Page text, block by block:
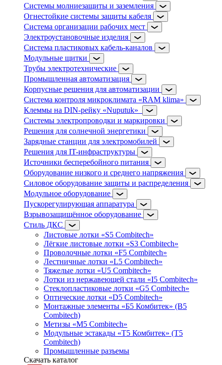
Системы молниезащиты и заземления
Огнестойкие системы защиты кабеля
Система организации рабочих мест
Электроустановочные изделия
Система пластиковых кабель-каналов
Модульные щитки
Трубы электротехнические
Промышленная автоматизация
Корпусные решения для автоматизации
Система контроля микроклимата «RAM klima»
Клеммы на DIN-рейку «Nuputuk»
Системы электропроводки и маркировки
Решения для солнечной энергетики
Зарядные станции для электромобилей
Решения для IT-инфраструктуры
Источники бесперебойного питания
Оборудование низкого и среднего напряжения
Силовое оборудование защиты и распределения
Модульное оборудование
Пускорегулирующая аппаратура
Взрывозащищённое оборудование
Стиль ДКС
Листовые лотки «S5 Combitech»
Лёгкие листовые лотки «S3 Combitech»
Проволочные лотки «F5 Combitech»
Лестничные лотки «L5 Combitech»
Тяжелые лотки «U5 Combitech»
Лотки из нержавеющей стали «I5 Combitech»
Стеклопластиковые лотки «G5 Combitech»
Оптические лотки «D5 Combitech»
Монтажные элементы «Б5 Комбитек» (B5
Combitech)
Метизы «M5 Combitech»
Модульные эстакады «Т5 Комбитек» (T5
Combitech)
Промышленные разъемы
Скачать каталог